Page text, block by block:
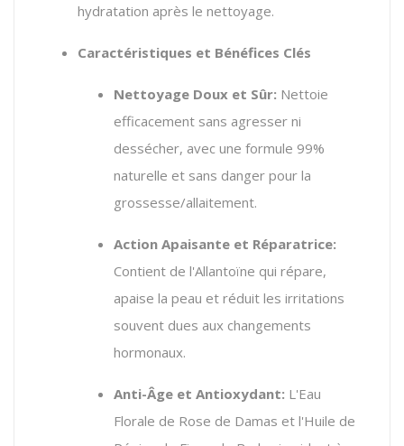
hydratation après le nettoyage.
Caractéristiques et Bénéfices Clés
Nettoyage Doux et Sûr: Nettoie
efficacement sans agresser ni
dessécher, avec une formule 99%
naturelle et sans danger pour la
grossesse/allaitement.
Action Apaisante et Réparatrice:
Contient de l'Allantoïne qui répare,
apaise la peau et réduit les irritations
souvent dues aux changements
hormonaux.
Anti-Âge et Antioxydant: L'Eau
Florale de Rose de Damas et l'Huile de